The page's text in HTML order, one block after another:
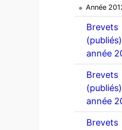
Année
Brevets
(publiés)
année
Brevets
(publiés)
année
Brevets